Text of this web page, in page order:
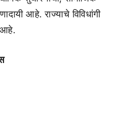
आहे. राज्याचे विविधांगी
आहे.